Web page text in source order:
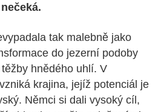
tak malebně jako
do jezerní podoby
hnědého uhlí. V
krajina, jejíž potenciál je
Němci si dali vysoký cíl,